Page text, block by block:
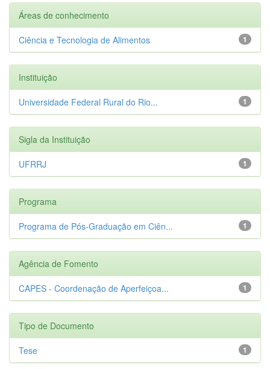
Áreas de conhecimento
1
Ciência e Tecnologia de Alimentos
Instituição
1
Universidade Federal Rural do Rio...
Sigla da Instituição
1
UFRRJ
Programa
1
Programa de Pós-Graduação em Ciên...
Agência de Fomento
1
CAPES - Coordenação de Aperfeiçoa...
Tipo de Documento
1
Tese